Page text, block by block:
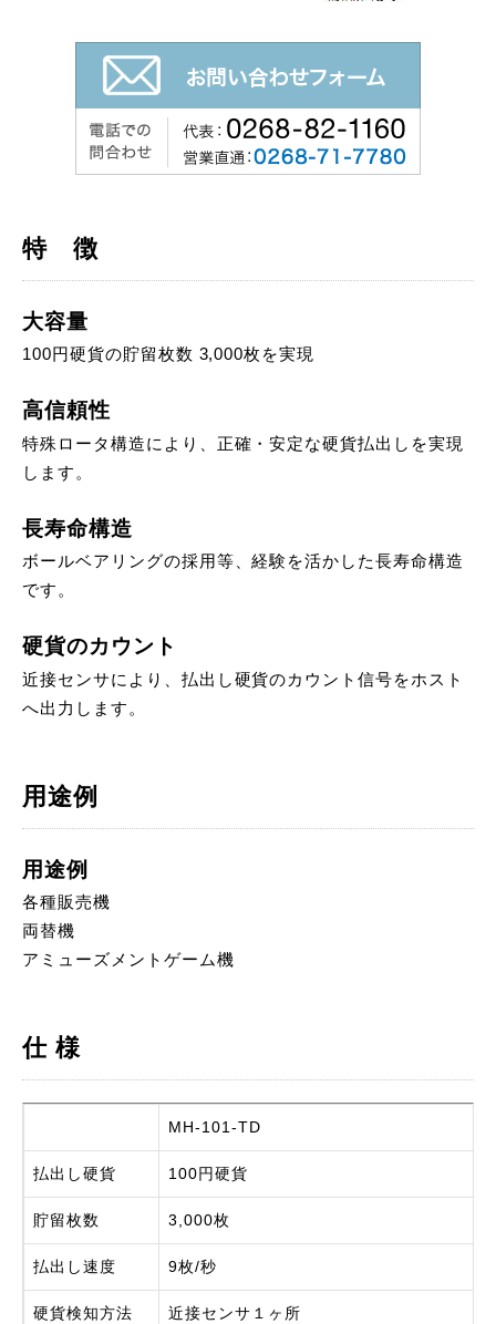
特 徴
大容量
100円硬貨の貯留枚数 3,000枚を実現
高信頼性
特殊ロータ構造により、正確・安定な硬貨払出しを実現
します。
長寿命構造
ボールベアリングの採用等、経験を活かした長寿命構造
です。
硬貨のカウント
近接センサにより、払出し硬貨のカウント信号をホスト
へ出力します。
用途例
用途例
各種販売機
両替機
アミューズメントゲーム機
仕 様
MH-101-TD
払出し硬貨 100円硬貨
貯留枚数 3,000枚
払出し速度 9枚/秒
硬貨検知方法 近接センサ１ヶ所